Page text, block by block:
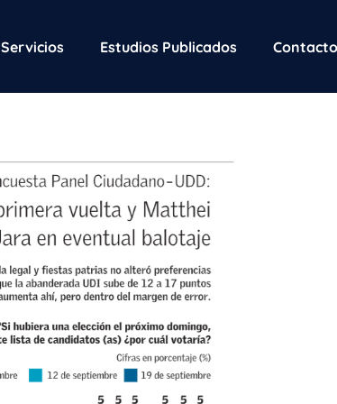
Servicios Estudios Publicados Contacto